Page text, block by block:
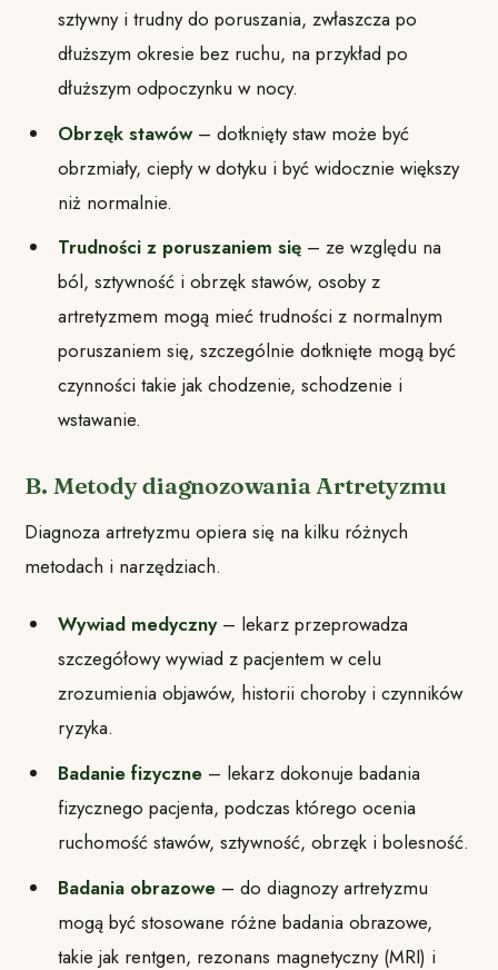
sztywny i trudny do poruszania, zwłaszcza po
dłuższym okresie bez ruchu, na przykład po
dłuższym odpoczynku w nocy.
Obrzęk stawów– dotknięty staw może być
obrzmiały, ciepły w dotyku i być widocznie większy
niż normalnie.
Trudności z poruszaniem się– ze względu na
ból, sztywność i obrzęk stawów, osoby z
artretyzmem mogą mieć trudności z normalnym
poruszaniem się, szczególnie dotknięte mogą być
czynności takie jak chodzenie, schodzenie i
wstawanie.
B. Metody diagnozowania Artretyzmu
Diagnoza artretyzmu opiera się na kilku różnych
metodach i narzędziach.
Wywiad medyczny– lekarz przeprowadza
szczegółowy wywiad z pacjentem w celu
zrozumienia objawów, historii choroby i czynników
ryzyka.
Badanie fizyczne– lekarz dokonuje badania
fizycznego pacjenta, podczas którego ocenia
ruchomość stawów, sztywność, obrzęk i bolesność.
Badania obrazowe– do diagnozy artretyzmu
mogą być stosowane różne badania obrazowe,
takie jak rentgen, rezonans magnetyczny (MRI) i